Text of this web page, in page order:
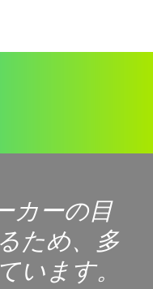
カーの目
ため、多
います。